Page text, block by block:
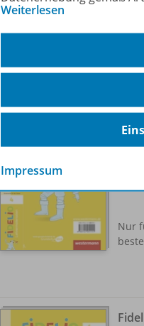
Nur
Weiterlesen
Impressum